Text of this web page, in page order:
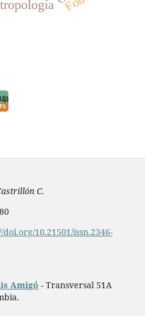
C.
doi.org/10.21501/issn.2346-
Amigó - Transversal 51A